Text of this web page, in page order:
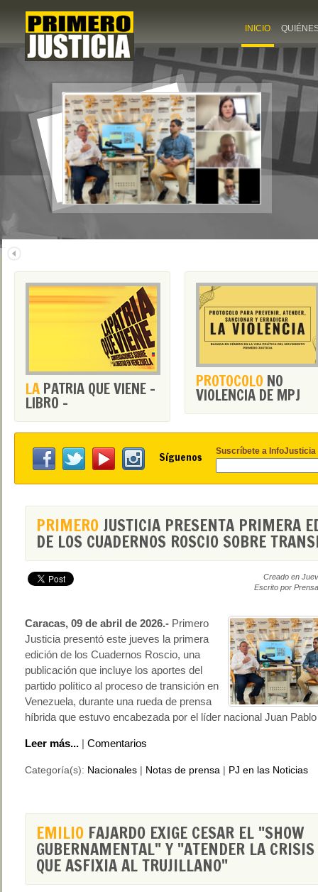
INICIO
LA PATRIA QUE VIENE -
LIBRO -
PROTOCOLO NO
VIOLENCIA DE MPJ
Síguenos Suscríbete a InfoJusticia
PRIMERO JUSTICIA PRESENTA PRIMERA
DE LOS CUADERNOS ROSCIO SOBRE
Creado en
Escrito por
Caracas, 09 de abril de 2026.- Primero
Justicia presentó este jueves la primera
edición de los Cuadernos Roscio, una
publicación que incluye los aportes del
partido político al proceso de transición en
Venezuela, durante una rueda de prensa
híbrida que estuvo encabezada por el líder nacional Juan
Leer más... | Comentarios
Categoría(s): Nacionales | Notas de prensa | PJ en las Noticias
EMILIO FAJARDO EXIGE CESAR EL "SHOW
GUBERNAMENTAL" Y "ATENDER LA
QUE ASFIXIA AL TRUJILLANO"